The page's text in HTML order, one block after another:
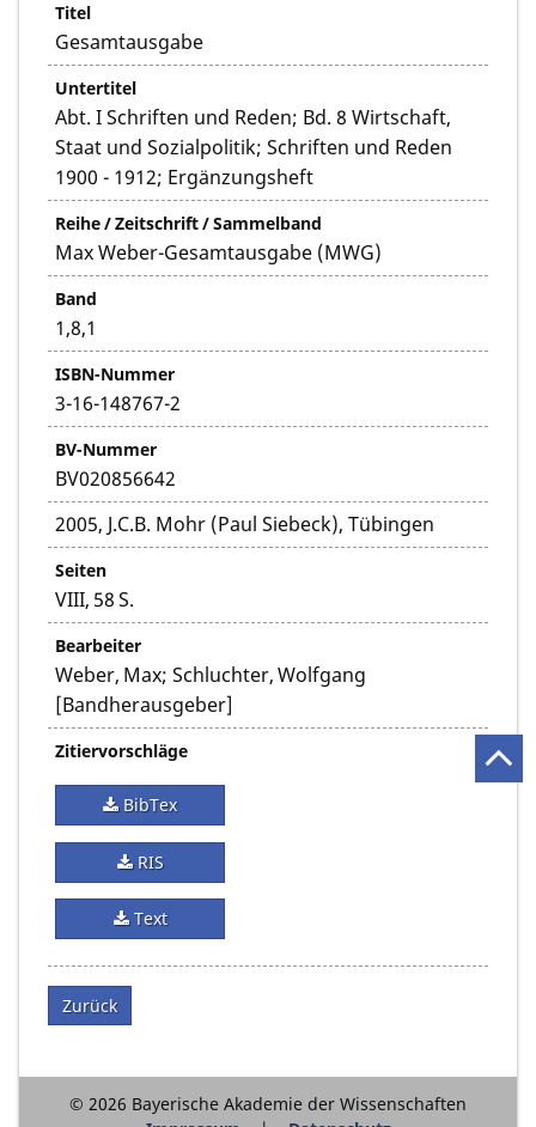
Titel
Gesamtausgabe
Untertitel
Abt. I Schriften und Reden; Bd. 8 Wirtschaft,
Staat und Sozialpolitik; Schriften und Reden
1900 - 1912; Ergänzungsheft
Reihe / Zeitschrift / Sammelband
Max Weber-Gesamtausgabe (MWG)
Band
1,8,1
ISBN-Nummer
3-16-148767-2
BV-Nummer
BV020856642
2005, J.C.B. Mohr (Paul Siebeck), Tübingen
Seiten
VIII, 58 S.
Bearbeiter
Weber, Max; Schluchter, Wolfgang
[Bandherausgeber]
Zitiervorschläge
BibTex
RIS
Text
Zurück
© 2026 Bayerische Akademie der Wissenschaften